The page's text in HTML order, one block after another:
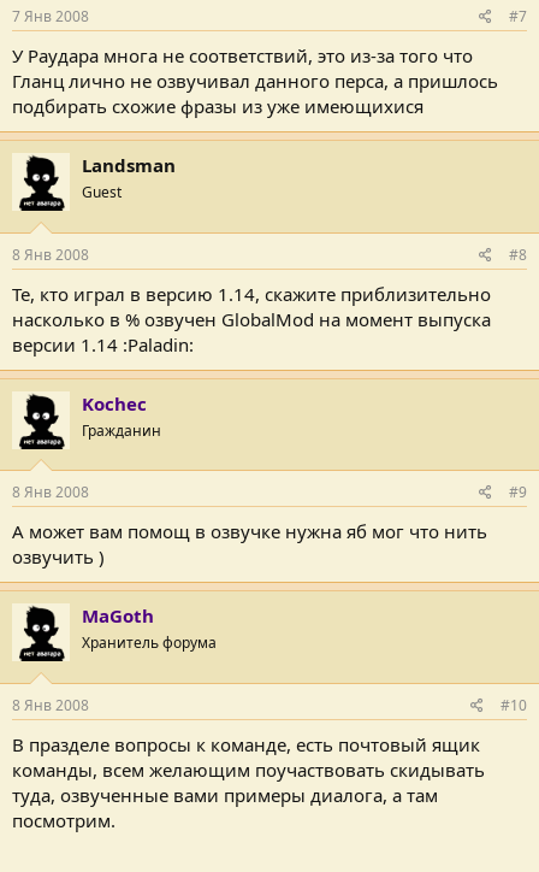
7 Янв 2008 #7
У Раудара многа не соответствий, это из-за того что
Гланц лично не озвучивал данного перса, а пришлось
подбирать схожие фразы из уже имеющихися
Landsman
Guest
8 Янв 2008 #8
Те, кто играл в версию 1.14, скажите приблизительно
насколько в % озвучен GlobalMod на момент выпуска
версии 1.14 :Paladin:
Kochec
Гражданин
8 Янв 2008 #9
А может вам помощ в озвучке нужна яб мог что нить
озвучить )
MaGoth
Хранитель форума
8 Янв 2008 #10
В празделе вопросы к команде, есть почтовый ящик
команды, всем желающим поучаствовать скидывать
туда, озвученные вами примеры диалога, а там
посмотрим.